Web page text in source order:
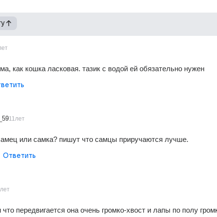
как кошка ласковая. тазик с водой ей обязательно нужен
11лет
или самка? пишут что самцы приручаются лучше.
Ответить
что передвигается она очень громко-хвост и лапы по полу